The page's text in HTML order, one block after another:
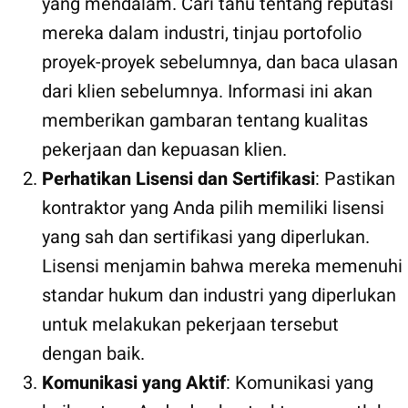
mereka dalam industri, tinjau portofolio
proyek-proyek sebelumnya, dan baca ulasan
dari klien sebelumnya. Informasi ini akan
memberikan gambaran tentang kualitas
pekerjaan dan kepuasan klien.
Perhatikan Lisensi dan Sertifikasi: Pastikan
kontraktor yang Anda pilih memiliki lisensi
yang sah dan sertifikasi yang diperlukan.
Lisensi menjamin bahwa mereka memenuhi
standar hukum dan industri yang diperlukan
untuk melakukan pekerjaan tersebut
dengan baik.
Komunikasi yang Aktif: Komunikasi yang